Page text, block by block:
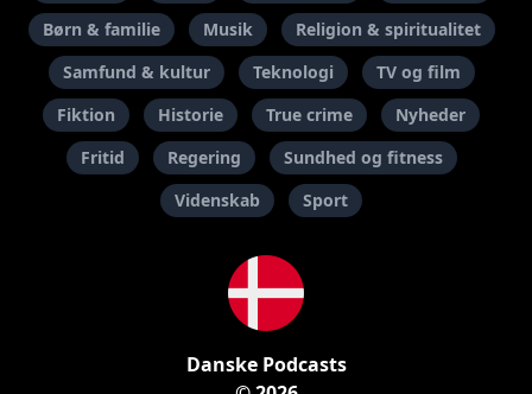
Børn & familie
Musik
Religion & spiritualitet
Samfund & kultur
Teknologi
TV og film
Fiktion
Historie True crime
Nyheder
Fritid
Regering
Sundhed og fitness
Videnskab
Sport
Danske Podcasts